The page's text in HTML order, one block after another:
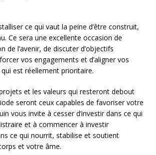
ce qui vaut la peine d’être construit,
Ce sera une excellente occasion de
de l’avenir, de discuter d’objectifs
vos engagements et d’aligner vos
est réellement prioritaire.
et les valeurs qui resteront debout
seront ceux capables de favoriser votre
vous invite à cesser d’investir dans ce qui
et à commencer à investir
ce qui nourrit, stabilise et soutient
et votre âme.